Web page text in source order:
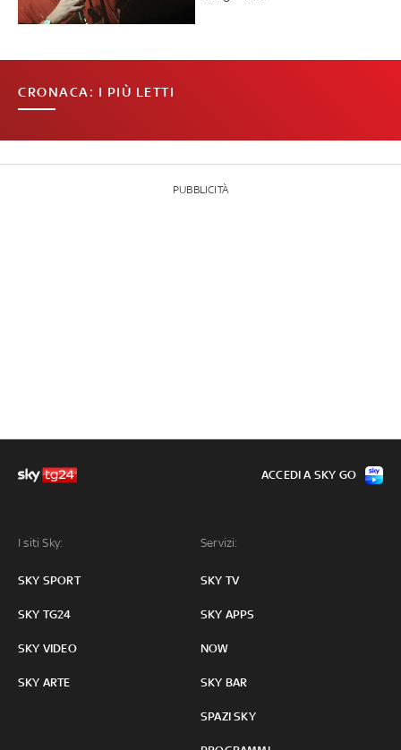
CRONACA: I PIÙ LETTI
PUBBLICITÀ
I siti Sky:
SKY SPORT
SKY TG24
SKY VIDEO
SKY ARTE
Servizi:
SKY TV
SKY APPS
NOW
SKY BAR
SPAZI SKY
ACCEDI A SKY GO